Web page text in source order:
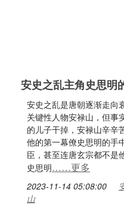
安史之乱主角史思明
安史之乱是唐朝逐渐走向
关键性人物安禄山，但事
的儿子干掉，安禄山辛辛
他的第一幕僚史思明的手
臣，甚至连唐玄宗都不是
史思明……更多
2023-11-14 05:08:00
山